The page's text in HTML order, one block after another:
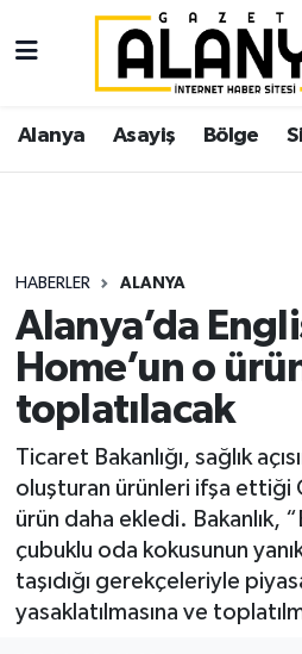
Alanya Asayiş Bölge
HABERLER ALANYA
Alanya’da
Home’un o
toplatılacak
Ticaret Bakanlığı, sağlık
oluşturan ürünleri ifşa ettiği
ürün daha ekledi. Bakanlık,
çubuklu oda kokusunun
taşıdığı gerekçeleriyle
yasaklatılmasına ve
Alanya
Asayiş
Siyaset
Spor
Turizm
Ekonomi
Gazipaşa
İstanbul Nöbetçi
İstanbul Hava Durumu
Süper Lig Puan Durumu
Tüm Manşetler
Son Dakika Haberleri
Haber Arşivi